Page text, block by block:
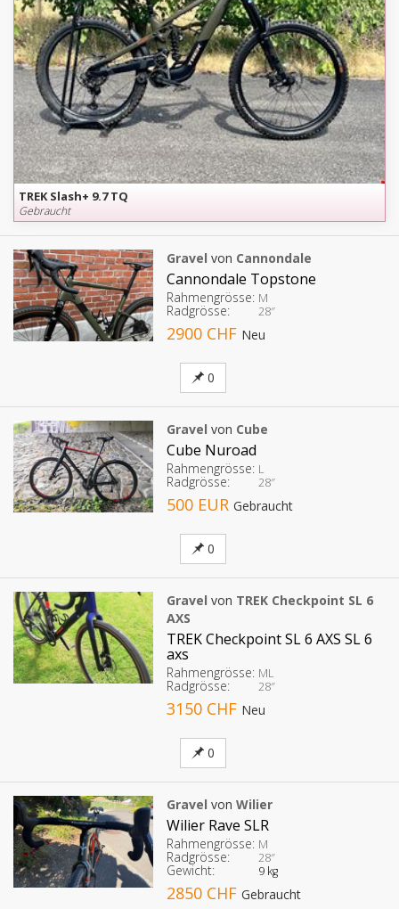
TREK Slash+ 9.7 TQ
Gebraucht
Gravel von Cannondale
Cannondale Topstone
Rahmengrösse: M
Radgrösse: 28″
2900 CHF Neu
0
Gravel von Cube
Cube Nuroad
Rahmengrösse: L
Radgrösse: 28″
500 EUR Gebraucht
0
Gravel von TREK Checkpoint SL 6
AXS
TREK Checkpoint SL 6 AXS SL 6
axs
Rahmengrösse: ML
Radgrösse: 28″
3150 CHF Neu
0
Gravel von Wilier
Wilier Rave SLR
Rahmengrösse: M
Radgrösse: 28″
Gewicht: 9 kg
2850 CHF Gebraucht